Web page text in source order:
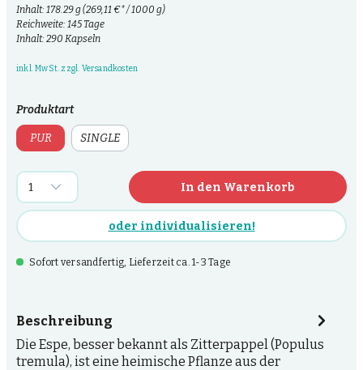
Inhalt: 178.29 g(269,11 €* / 1000 g)
Reichweite: 145 Tage
Inhalt: 290 Kapseln
inkl. MwSt. zzgl. Versandkosten
Produktart
PUR SINGLE
In den Warenkorb
oder individualisieren!
Sofort versandfertig, Lieferzeit ca. 1-3 Tage
Beschreibung
Die Espe, besser bekannt als Zitterpappel (Populus
tremula), ist eine heimische Pflanze aus der